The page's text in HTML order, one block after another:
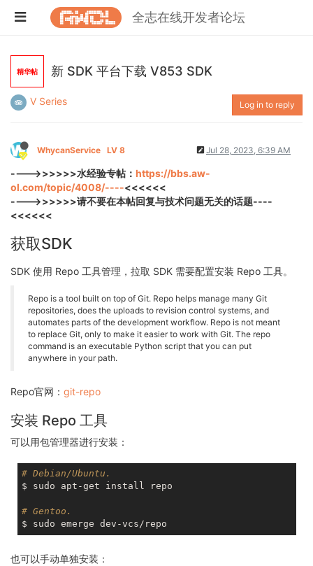
全志在线开发者论坛
精华帖 新 SDK 平台下载 V853 SDK
V Series Log in to reply
WhycanService LV 8 Jul 28, 2023, 6:39 AM
---->>>>>>水经验专帖： https://bbs.aw-
ol.com/topic/4008/----<<<<<<
---->>>>>>请不要在本帖回复与技术问题无关的话题----
<<<<<<
获取SDK
SDK 使用 Repo 工具管理，拉取 SDK 需要配置安装 Repo 工具。
Repo is a tool built on top of Git. Repo helps manage many Git
repositories, does the uploads to revision control systems, and
automates parts of the development workflow. Repo is not meant
to replace Git, only to make it easier to work with Git. The repo
command is an executable Python script that you can put
anywhere in your path.
Repo官网： git-repo
安装 Repo 工具
可以用包管理器进行安装：
# Debian/Ubuntu.
$ sudo apt-get install repo
# Gentoo.
也可以手动单独安装：